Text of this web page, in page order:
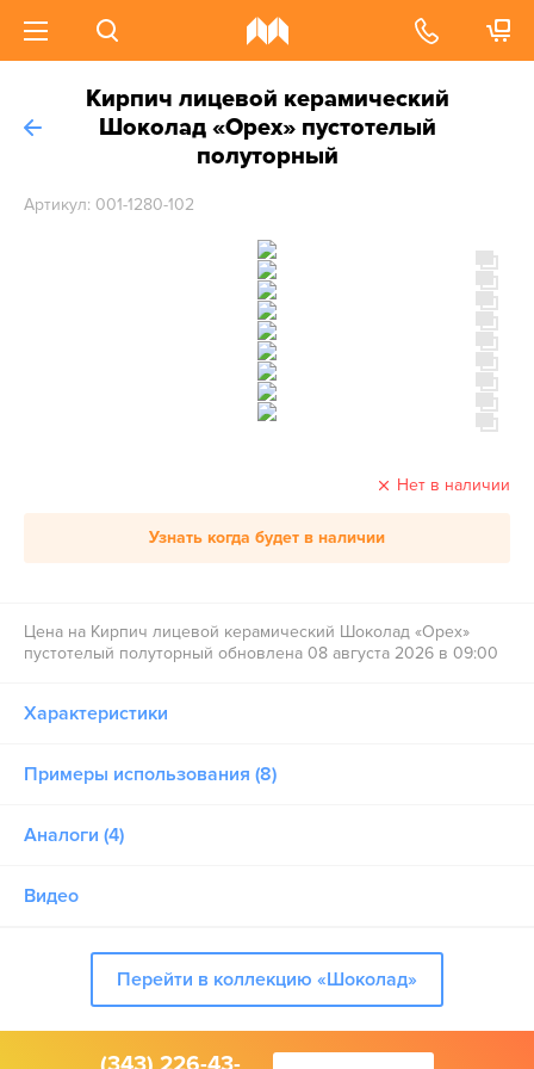
Кирпич лицевой керамический
Шоколад «Орех» пустотелый
полуторный
Артикул: 001-1280-102
Нет в наличии
Узнать когда будет в наличии
Цена на Кирпич лицевой керамический Шоколад «Орех»
пустотелый полуторный обновлена 08 августа 2026 в 09:00
Характеристики
Примеры использования (8)
Аналоги (4)
Видео
Перейти в коллекцию «Шоколад»